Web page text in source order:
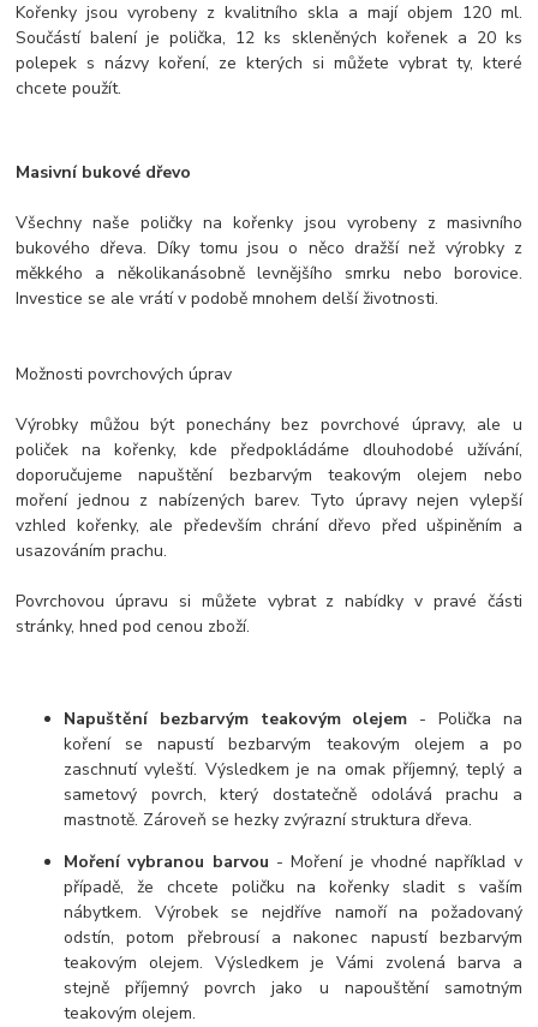
Kořenky jsou vyrobeny z kvalitního skla a mají objem 120 ml.
Součástí balení je polička, 12 ks skleněných kořenek a 20 ks
polepek s názvy koření, ze kterých si můžete vybrat ty, které
chcete použít.
Masivní bukové dřevo
Všechny naše poličky na kořenky jsou vyrobeny z masivního
bukového dřeva. Díky tomu jsou o něco dražší než výrobky z
měkkého a několikanásobně levnějšího smrku nebo borovice.
Investice se ale vrátí v podobě mnohem delší životnosti.
Možnosti povrchových úprav
Výrobky můžou být ponechány bez povrchové úpravy, ale u
poliček na kořenky, kde předpokládáme dlouhodobé užívání,
doporučujeme napuštění bezbarvým teakovým olejem nebo
moření jednou z nabízených barev. Tyto úpravy nejen vylepší
vzhled kořenky, ale především chrání dřevo před ušpiněním a
usazováním prachu.
Povrchovou úpravu si můžete vybrat z nabídky v pravé části
stránky, hned pod cenou zboží.
Napuštění bezbarvým teakovým olejem - Polička na
koření se napustí bezbarvým teakovým olejem a po
zaschnutí vyleští. Výsledkem je na omak příjemný, teplý a
sametový povrch, který dostatečně odolává prachu a
mastnotě. Zároveň se hezky zvýrazní struktura dřeva.
Moření vybranou barvou - Moření je vhodné například v
případě, že chcete poličku na kořenky sladit s vaším
nábytkem. Výrobek se nejdříve namoří na požadovaný
odstín, potom přebrousí a nakonec napustí bezbarvým
teakovým olejem. Výsledkem je Vámi zvolená barva a
stejně příjemný povrch jako u napouštění samotným
teakovým olejem.